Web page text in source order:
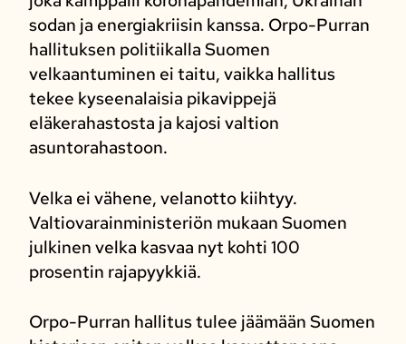
sodan ja energiakriisin kanssa. Orpo-Purran
hallituksen politiikalla Suomen
velkaantuminen ei taitu, vaikka hallitus
tekee kyseenalaisia pikavippejä
eläkerahastosta ja kajosi valtion
asuntorahastoon.
Velka ei vähene, velanotto kiihtyy.
Valtiovarainministeriön mukaan Suomen
julkinen velka kasvaa nyt kohti 100
prosentin rajapyykkiä.
Orpo-Purran hallitus tulee jäämään Suomen